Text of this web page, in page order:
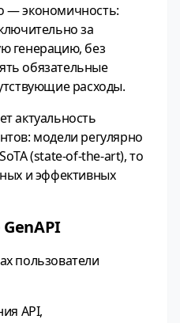
— экономичность:
за
генерацию, без
обязательные
расходы.
актуальность
модели регулярно
(state‑of‑the‑art), то
и эффективных
пользователи
API,